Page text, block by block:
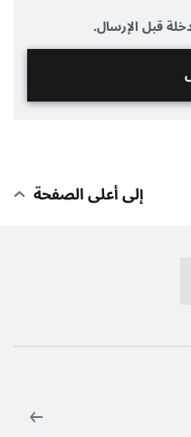
قبل الإرسال.
إلى أعلى الصفحة